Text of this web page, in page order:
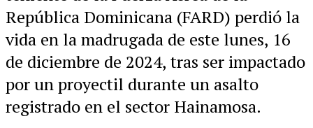
República Dominicana (FARD) perdió la
vida en la madrugada de este lunes, 16
de diciembre de 2024, tras ser impactado
por un proyectil durante un asalto
registrado en el sector Hainamosa.